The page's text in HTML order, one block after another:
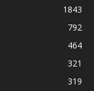
1843
792
464
321
319